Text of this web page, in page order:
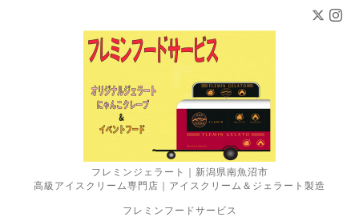
フレミンジェラート｜新潟県南魚沼市
高級アイスクリーム専門店｜アイスクリーム＆ジェラート製造
フレミンフードサービス